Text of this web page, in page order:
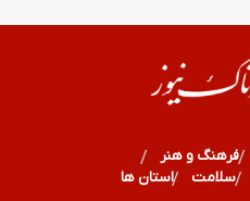
فرهنگ و هنر
مدیریت شهری
سلامت استان ها